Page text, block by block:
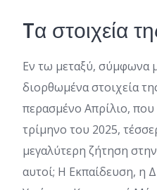
Tα στοιχεία
Εν τω μεταξύ, σύμφωνα
διορθωμένα στοιχεία
περασμένο Απρίλιο,
τρίμηνο του 2025,
μεγαλύτερη ζήτηση
αυτοί; Η Εκπαίδευση, η